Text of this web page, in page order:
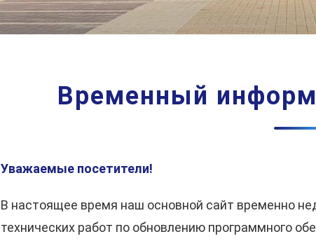
Временный
Уважаемые посетители!
В настоящее время наш основной сайт временно
технических работ по обновлению программного